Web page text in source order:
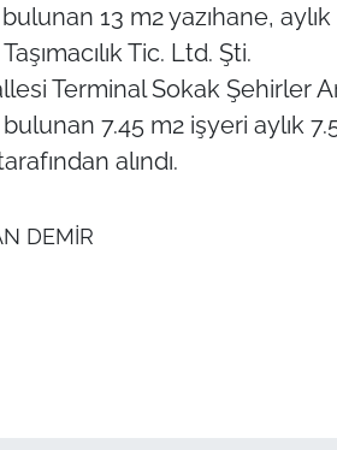
13 m2 yazıhane,
Tic. Ltd. Şti.
Terminal Sokak Şehirler
7.45 m2 işyeri aylık
alındı.
DEMİR